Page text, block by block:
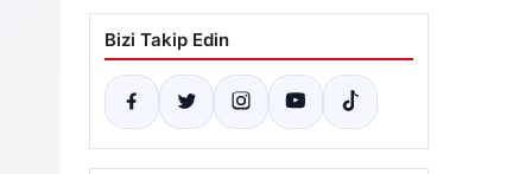
Bizi Takip Edin